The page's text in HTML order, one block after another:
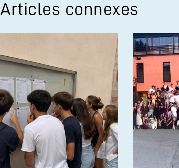
Articles connexes